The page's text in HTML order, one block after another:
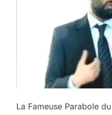
La Fameuse Parabole